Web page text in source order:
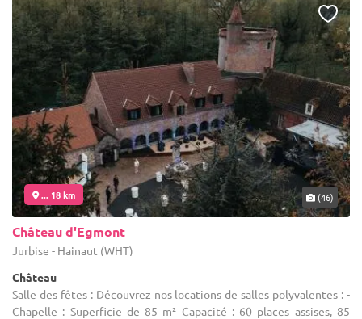
... 18 km (46)
Château d'Egmont
Jurbise - Hainaut (WHT)
Château
Salle des fêtes : Découvrez nos locations de salles polyvalentes : -
Chapelle : Superficie de 85 m² Capacité : 60 places assises, 85